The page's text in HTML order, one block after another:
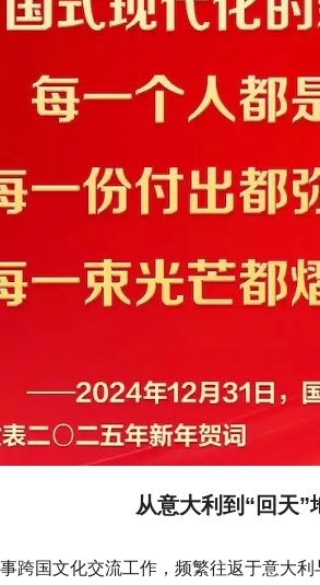
从意大利到“回天”
跨国文化交流工作，频繁往返于意大